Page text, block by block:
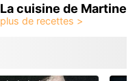
La cuisine de Martine